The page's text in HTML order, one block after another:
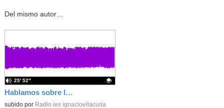
Del mismo autor…
Hablamos sobre la IA
Contenido educativo.
subido por Radio ies ignacioellacuria
25′ 52″